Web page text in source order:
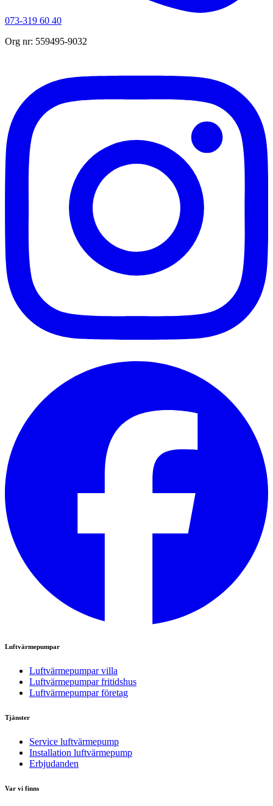
073-319 60 40
Org nr: 559495-9032
Luftvärmepumpar
Luftvärmepumpar villa
Luftvärmepumpar fritidshus
Luftvärmepumpar företag
Tjänster
Service luftvärmepump
Installation luftvärmepump
Erbjudanden
Var vi finns